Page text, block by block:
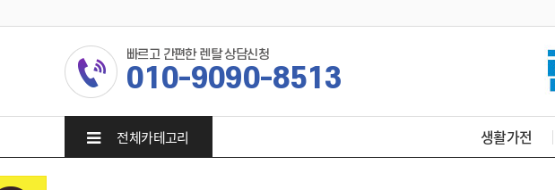
빠르고 간편한 렌탈 상담신청
010-9090-8513
전체카테고리 생활가전